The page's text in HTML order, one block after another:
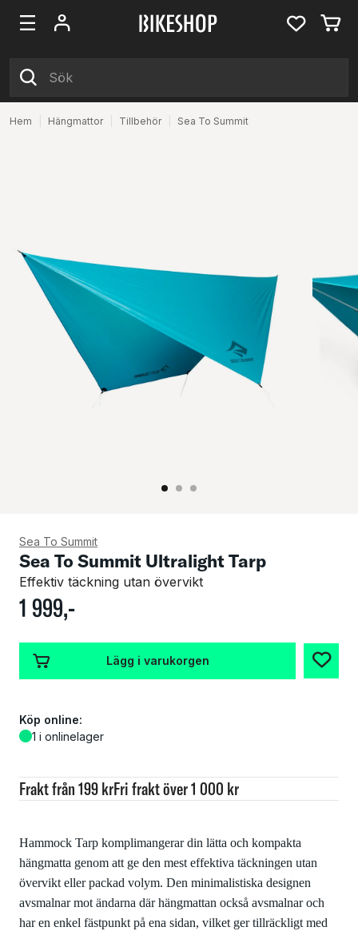
Hem Hängmattor Tillbehör Sea To Summit
Sea To Summit
Sea To Summit Ultralight Tarp
Effektiv täckning utan övervikt
1 999,-
Hammock Tarp komplimangerar din lätta och kompakta
hängmatta genom att ge den mest effektiva täckningen utan
övervikt eller packad volym. Den minimalistiska designen
avsmalnar mot ändarna där hängmattan också avsmalnar och
har en enkel fästpunkt på ena sidan, vilket ger tillräckligt med
Frakt från 199 krFri frakt över 1 000 kr
Lägg i varukorgen
Köp online:
1 i onlinelager